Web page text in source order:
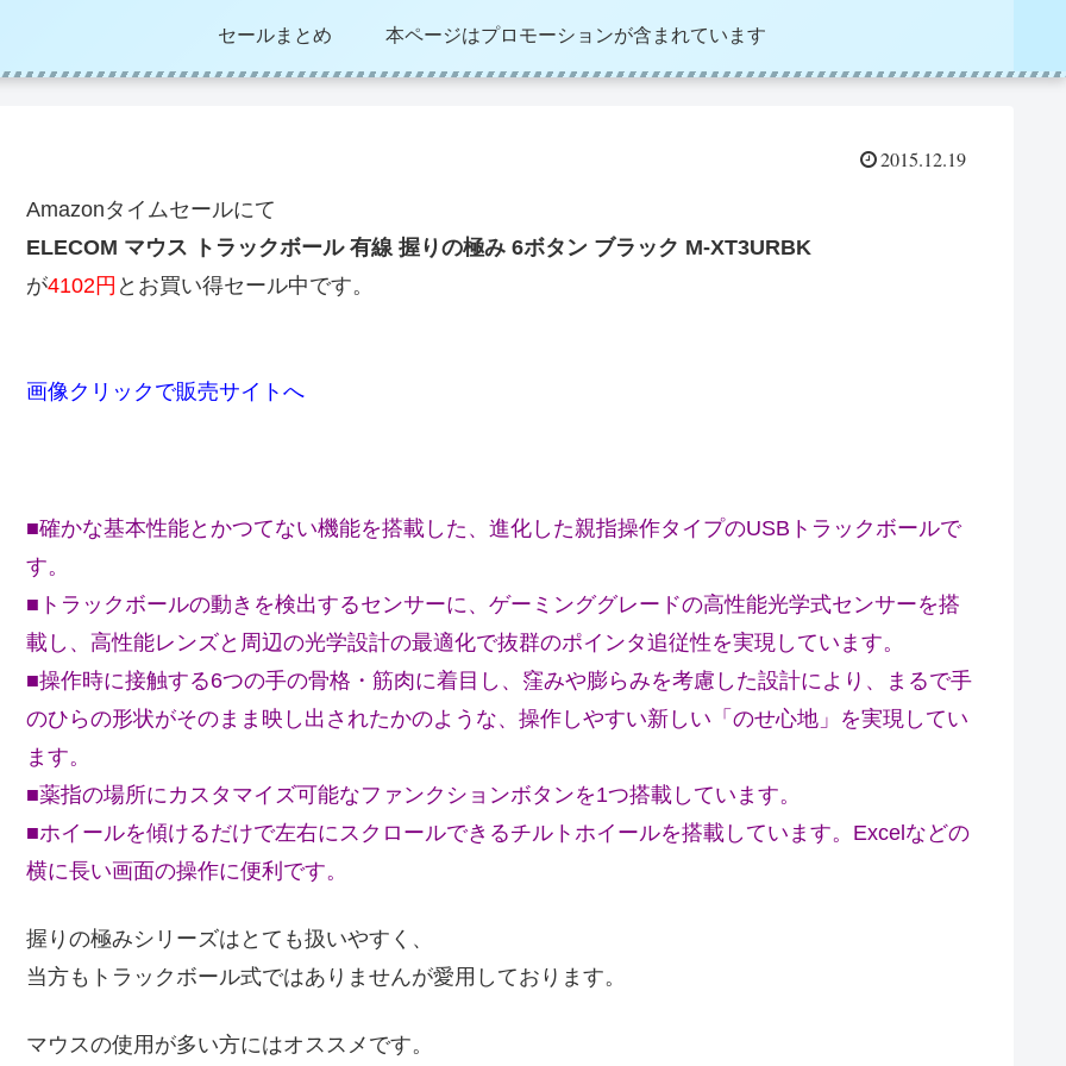
セールまとめ 本ページはプロモーションが含まれています
2015.12.19
Amazonタイムセールにて
ELECOM マウス トラックボール 有線 握りの極み 6ボタン ブラック M-XT3URBK
が4102円 とお買い得セール中です。
画像クリックで販売サイトへ
■確かな基本性能とかつてない機能を搭載した、進化した親指操作タイプのUSBトラックボールで
す。
■トラックボールの動きを検出するセンサーに、ゲーミンググレードの高性能光学式センサーを搭
載し、高性能レンズと周辺の光学設計の最適化で抜群のポインタ追従性を実現しています。
■操作時に接触する6つの手の骨格・筋肉に着目し、窪みや膨らみを考慮した設計により、まるで手
のひらの形状がそのまま映し出されたかのような、操作しやすい新しい「のせ心地」を実現してい
ます。
■薬指の場所にカスタマイズ可能なファンクションボタンを1つ搭載しています。
■ホイールを傾けるだけで左右にスクロールできるチルトホイールを搭載しています。Excelなどの
横に長い画面の操作に便利です。
握りの極みシリーズはとても扱いやすく、
当方もトラックボール式ではありませんが愛用しております。
マウスの使用が多い方にはオススメです。